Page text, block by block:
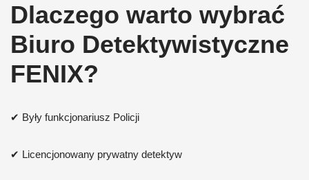
Dlaczego warto wybrać
Biuro Detektywistyczne
FENIX?
✔ Były funkcjonariusz Policji
✔ Licencjonowany prywatny detektyw